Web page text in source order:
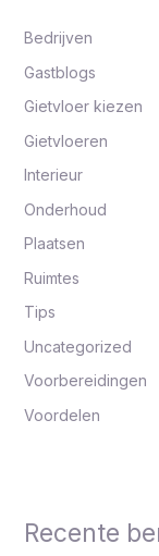
Bedrijven
Gastblogs
Gietvloer kiezen
Gietvloeren
Interieur
Onderhoud
Plaatsen
Ruimtes
Tips
Uncategorized
Voorbereidingen
Voordelen
Recente